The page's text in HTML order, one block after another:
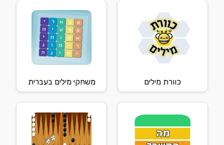
כוורת מילים משחקי מילים בעברית